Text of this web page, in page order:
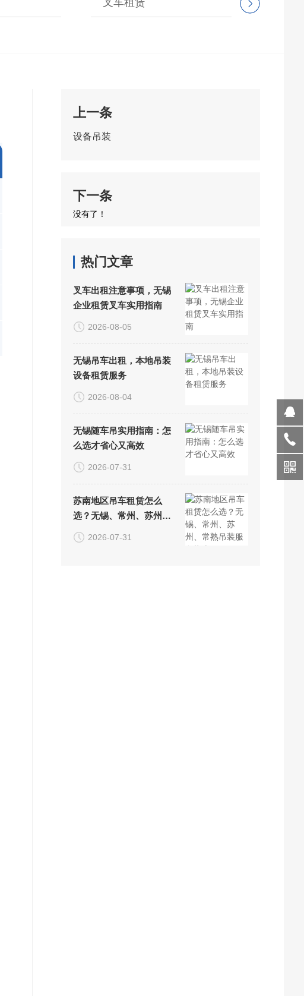
叉车租赁
上一条
设备吊装
下一条
没有了！
热门文章
叉车出租注意事项，无锡
企业租赁叉车实用指南
2026-08-05
无锡吊车出租，本地吊装
设备租赁服务
2026-08-04
无锡随车吊实用指南：怎
么选才省心又高效
2026-07-31
苏南地区吊车租赁怎么
选？无锡、常州、苏州、
常熟吊装服务指南
2026-07-31